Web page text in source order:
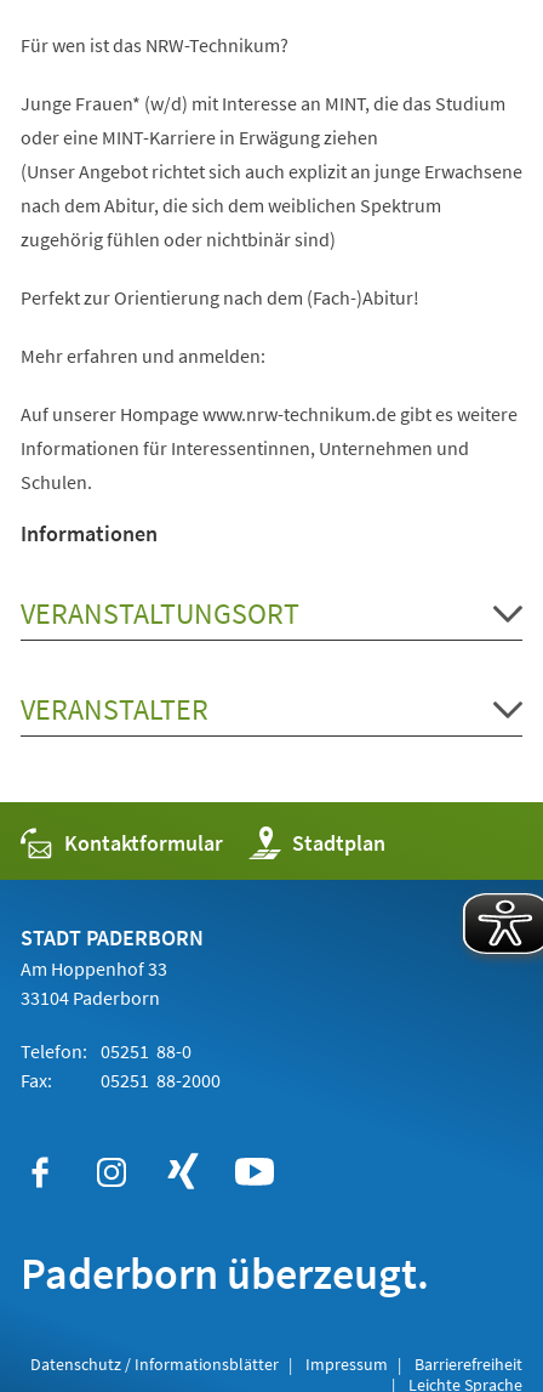
Für wen ist das NRW-Technikum?
Junge Frauen* (w/d) mit Interesse an MINT, die das Studium
oder eine MINT-Karriere in Erwägung ziehen
(Unser Angebot richtet sich auch explizit an junge Erwachsene
nach dem Abitur, die sich dem weiblichen Spektrum
zugehörig fühlen oder nichtbinär sind)
Perfekt zur Orientierung nach dem (Fach-)Abitur!
Mehr erfahren und anmelden:
Auf unserer Hompage www.nrw-technikum.de gibt es weitere
Informationen für Interessentinnen, Unternehmen und
Schulen.
Informationen
VERANSTALTUNGSORT
VERANSTALTER
Kontaktformular Stadtplan
(Öffnet
in
einem
STADT PADERBORN
Am Hoppenhof 33
33104 Paderborn
Telefon: 05251 88-0
Fax:
05251 88-2000
Paderborn überzeugt.
Datenschutz / Informationsblätter Impressum
Barrierefreiheit
Leichte Sprache